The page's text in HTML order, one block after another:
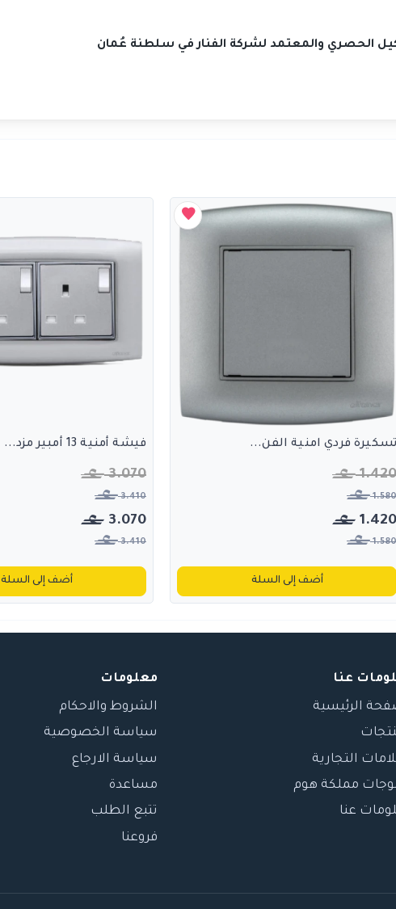
الحصري والمعتمد لشركة الفنار في سلطنة عُمان
تسكيرة فردي امنية الفن...
1.420
1.580
1.420
1.580
أضف إلى السلة
فيشة أمنية 13 أمبير مزد...
3.070
3.410
3.070
3.410
أضف إلى السلة
عنا
الرئيسية
التجارية
مملكة هوم
عنا
معلومات
الشروط والاحكام
سياسة الخصوصية
سياسة الارجاع
مساعدة
تتبع الطلب
فروعنا